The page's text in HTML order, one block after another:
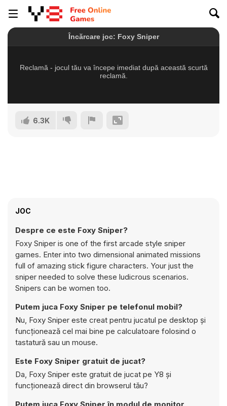
6.3K
JOC
Despre ce este Foxy Sniper?
Foxy Sniper is one of the first arcade style sniper
games. Enter into two dimensional animated missions
full of amazing stick figure characters. Your just the
sniper needed to solve these ludicrous scenarios.
Snipers can be women too.
Putem juca Foxy Sniper pe telefonul mobil?
Nu, Foxy Sniper este creat pentru jucatul pe desktop și
funcționează cel mai bine pe calculatoare folosind o
tastatură sau un mouse.
Este Foxy Sniper gratuit de jucat?
Da, Foxy Sniper este gratuit de jucat pe Y8 și
funcționează direct din browserul tău?